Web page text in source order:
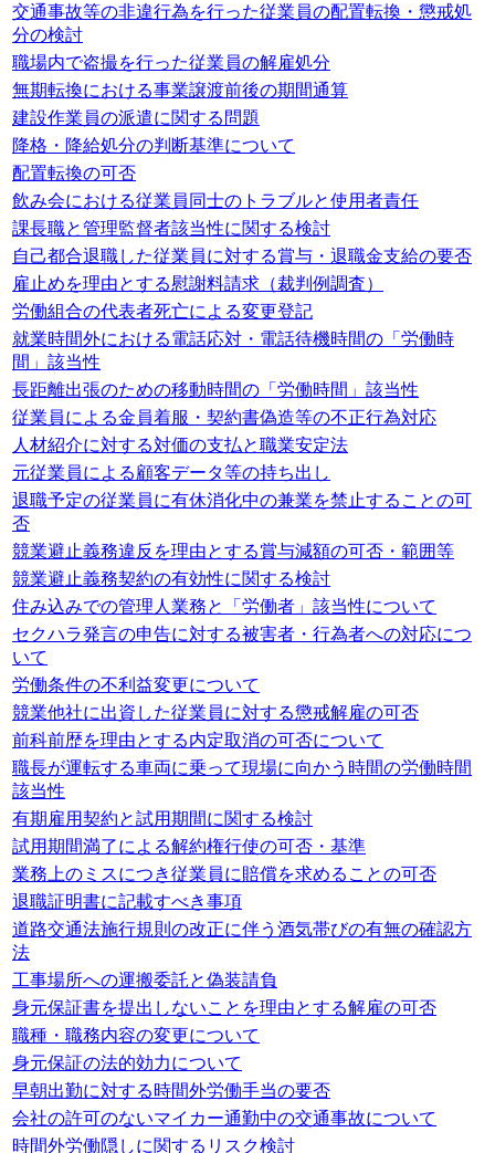
交通事故等の非違行為を行った従業員の配置転換・懲戒処
分の検討
職場内で盗撮を行った従業員の解雇処分
無期転換における事業譲渡前後の期間通算
建設作業員の派遣に関する問題
降格・降給処分の判断基準について
配置転換の可否
飲み会における従業員同士のトラブルと使用者責任
課長職と管理監督者該当性に関する検討
自己都合退職した従業員に対する賞与・退職金支給の要否
雇止めを理由とする慰謝料請求（裁判例調査）
労働組合の代表者死亡による変更登記
就業時間外における電話応対・電話待機時間の「労働時
間」該当性
長距離出張のための移動時間の「労働時間」該当性
従業員による金員着服・契約書偽造等の不正行為対応
人材紹介に対する対価の支払と職業安定法
元従業員による顧客データ等の持ち出し
退職予定の従業員に有休消化中の兼業を禁止することの可
否
競業避止義務違反を理由とする賞与減額の可否・範囲等
競業避止義務契約の有効性に関する検討
住み込みでの管理人業務と「労働者」該当性について
セクハラ発言の申告に対する被害者・行為者への対応につ
いて
労働条件の不利益変更について
競業他社に出資した従業員に対する懲戒解雇の可否
前科前歴を理由とする内定取消の可否について
職長が運転する車両に乗って現場に向かう時間の労働時間
該当性
有期雇用契約と試用期間に関する検討
試用期間満了による解約権行使の可否・基準
業務上のミスにつき従業員に賠償を求めることの可否
退職証明書に記載すべき事項
道路交通法施行規則の改正に伴う酒気帯びの有無の確認方
法
工事場所への運搬委託と偽装請負
身元保証書を提出しないことを理由とする解雇の可否
職種・職務内容の変更について
身元保証の法的効力について
早朝出勤に対する時間外労働手当の要否
会社の許可のないマイカー通勤中の交通事故について
時間外労働隠しに関するリスク検討